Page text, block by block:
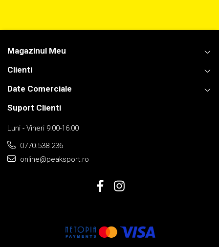
Magazinul Meu
Clienti
Date Comerciale
Suport Clienti
Luni - Vineri 9:00-16:00
0770.538.236
online@peaksport.ro